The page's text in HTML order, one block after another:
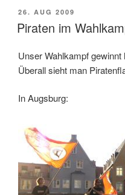
POSTED
ON
26. AUG 2009
Piraten im
Unser Wahlkampf
Überall sieht man
In Augsburg: